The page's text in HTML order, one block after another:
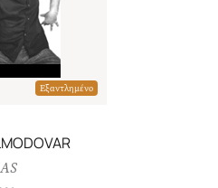
Εξαντλημένο